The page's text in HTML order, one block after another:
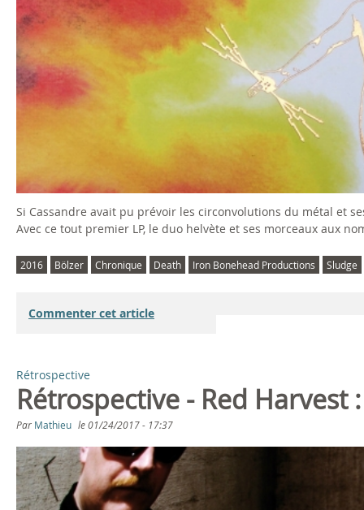
Si Cassandre avait pu prévoir les circonvolutions du métal et
Avec ce tout premier LP, le duo helvète et ses morceaux aux
2016 Bölzer Chronique Death Iron Bonehead Productions Sludge
Commenter cet article
Rétrospective
Rétrospective - Red Harvest
Par Mathieu le01/24/2017 - 17:37